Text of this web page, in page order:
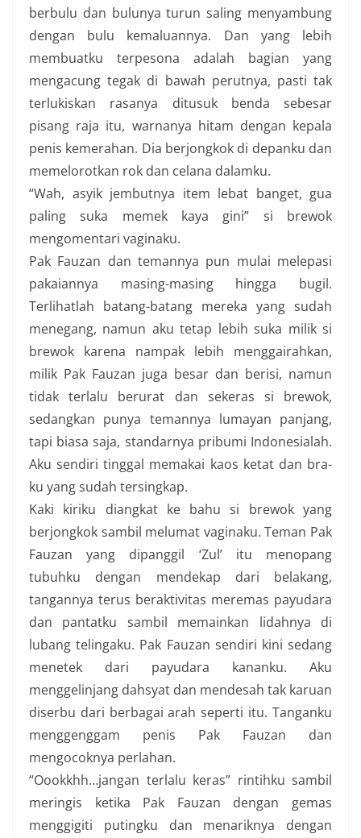
berbulu dan bulunya turun saling menyambung
dengan bulu kemaluannya. Dan yang lebih
membuatku terpesona adalah bagian yang
mengacung tegak di bawah perutnya, pasti tak
terlukiskan rasanya ditusuk benda sebesar
pisang raja itu, warnanya hitam dengan kepala
penis kemerahan. Dia berjongkok di depanku dan
memelorotkan rok dan celana dalamku.
“Wah, asyik jembutnya item lebat banget, gua
paling suka memek kaya gini” si brewok
mengomentari vaginaku.
Pak Fauzan dan temannya pun mulai melepasi
pakaiannya masing-masing hingga bugil.
Terlihatlah batang-batang mereka yang sudah
menegang, namun aku tetap lebih suka milik si
brewok karena nampak lebih menggairahkan,
milik Pak Fauzan juga besar dan berisi, namun
tidak terlalu berurat dan sekeras si brewok,
sedangkan punya temannya lumayan panjang,
tapi biasa saja, standarnya pribumi Indonesialah.
Aku sendiri tinggal memakai kaos ketat dan bra-
ku yang sudah tersingkap.
Kaki kiriku diangkat ke bahu si brewok yang
berjongkok sambil melumat vaginaku. Teman Pak
Fauzan yang dipanggil ‘Zul’ itu menopang
tubuhku dengan mendekap dari belakang,
tangannya terus beraktivitas meremas payudara
dan pantatku sambil memainkan lidahnya di
lubang telingaku. Pak Fauzan sendiri kini sedang
menetek dari payudara kananku. Aku
menggelinjang dahsyat dan mendesah tak karuan
diserbu dari berbagai arah seperti itu. Tanganku
menggenggam penis Pak Fauzan dan
mengocoknya perlahan.
“Oookkhh…jangan terlalu keras” rintihku sambil
meringis ketika Pak Fauzan dengan gemas
menggigiti putingku dan menariknya dengan